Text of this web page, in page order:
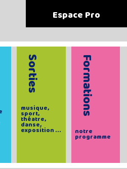
Espace Pro
Sorties
musique,
sport,
théatre,
danse,
exposition ...
Formations
notre
programme